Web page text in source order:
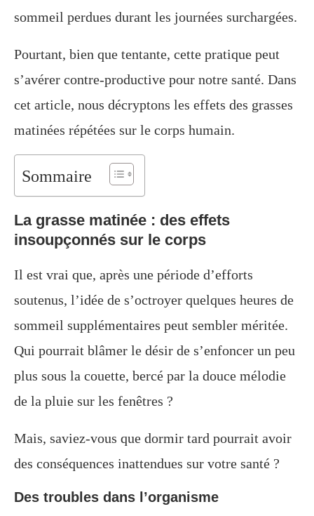
sommeil perdues durant les journées surchargées.
Pourtant, bien que tentante, cette pratique peut
s’avérer contre-productive pour notre santé. Dans
cet article, nous décryptons les effets des grasses
matinées répétées sur le corps humain.
Sommaire
La grasse matinée : des effets
insoupçonnés sur le corps
Il est vrai que, après une période d’efforts
soutenus, l’idée de s’octroyer quelques heures de
sommeil supplémentaires peut sembler méritée.
Qui pourrait blâmer le désir de s’enfoncer un peu
plus sous la couette, bercé par la douce mélodie
de la pluie sur les fenêtres ?
Mais, saviez-vous que dormir tard pourrait avoir
des conséquences inattendues sur votre santé ?
Des troubles dans l’organisme